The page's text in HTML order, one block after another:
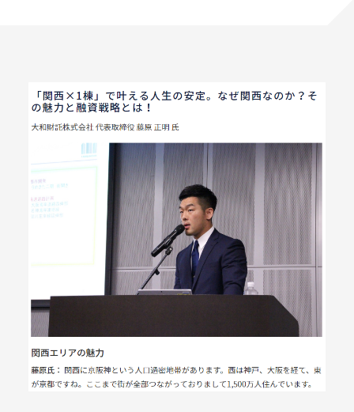
代表メッセージ
まずは無料で相談
メールマガジン